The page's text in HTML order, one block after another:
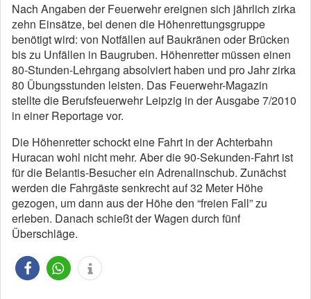
Nach Angaben der Feuerwehr ereignen sich jährlich zirka
zehn Einsätze, bei denen die Höhenrettungsgruppe
benötigt wird: von Notfällen auf Baukränen oder Brücken
bis zu Unfällen in Baugruben. Höhenretter müssen einen
80-Stunden-Lehrgang absolviert haben und pro Jahr zirka
80 Übungsstunden leisten. Das Feuerwehr-Magazin
stellte die Berufsfeuerwehr Leipzig in der Ausgabe 7/2010
in einer Reportage vor.
Die Höhenretter schockt eine Fahrt in der Achterbahn
Huracan wohl nicht mehr. Aber die 90-Sekunden-Fahrt ist
für die Belantis-Besucher ein Adrenalinschub. Zunächst
werden die Fahrgäste senkrecht auf 32 Meter Höhe
gezogen, um dann aus der Höhe den “freien Fall” zu
erleben. Danach schießt der Wagen durch fünf
Überschläge.